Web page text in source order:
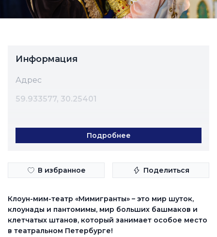
Информация
Адрес
59.933577, 30.25401
Контакты
pr-mim@mail.ru
Подробнее
В избранное Поделиться
Клоун-мим-театр «Мимигранты» – это мир шуток,
клоунады и пантомимы, мир больших башмаков и
клетчатых штанов, который занимает особое место
в театральном Петербурге!